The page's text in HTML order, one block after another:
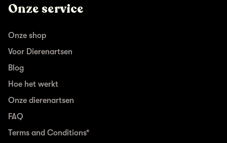
Onze service
Onze shop
Voor Dierenartsen
Blog
Hoe het werkt
Onze dierenartsen
FAQ
Terms and Conditions*